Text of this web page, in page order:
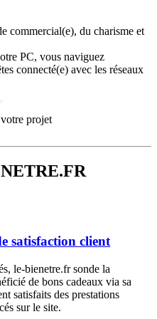
Responsables de Réseau
de Réseau bénéficie d’un
adapté à son environnement
le déploiement de l’activité
partages d’expériences entre
Nos équipes restent
une prise en main rapide et
commercial(e), du charisme et
PC, vous naviguez
connecté(e) avec les réseaux
projet
satisfaction client
le-bienetre.fr sonde la
de bons cadeaux via sa
satisfaits des prestations
sur le site.